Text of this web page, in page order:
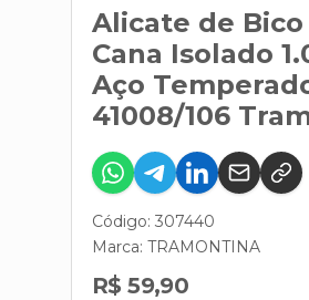
Alicate de Bico
Cana Isolado
Aço
41008/106
Código: 307440
Marca: TRAMONTINA
R$ 59,90